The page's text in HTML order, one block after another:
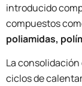
introducido
compuestos
poliamidas,
La
ciclos de